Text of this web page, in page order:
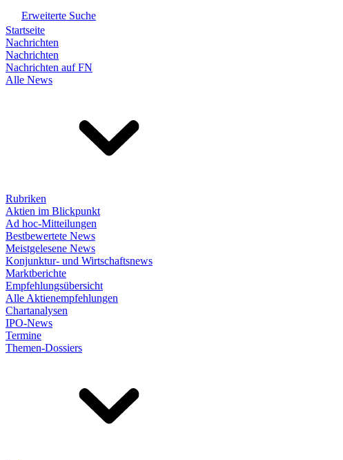
Erweiterte Suche
Startseite
Nachrichten
Nachrichten
Nachrichten auf FN
Alle News
Rubriken
Aktien im Blickpunkt
Ad hoc-Mitteilungen
Bestbewertete News
Meistgelesene News
Konjunktur- und Wirtschaftsnews
Marktberichte
Empfehlungsübersicht
Alle Aktienempfehlungen
Chartanalysen
IPO-News
Termine
Themen-Dossiers